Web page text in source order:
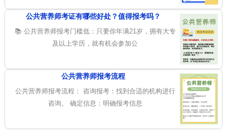
公共营养师考证有哪些好处？值得报考吗？
📚 公共营养师报考门槛低：只要你年满21岁，拥有大专
及以上学历，就有机会参加公
公共营养师报考流程
公共营养师报考流程： 咨询报考：找到合适的机构进行
咨询。 确定信息：明确报考信息